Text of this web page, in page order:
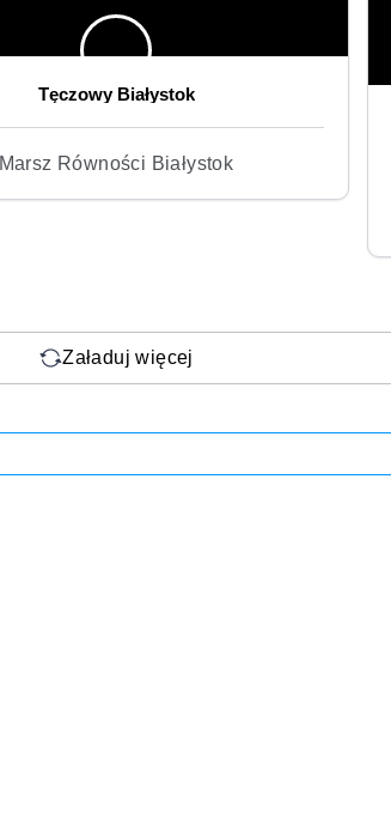
Tęczowy Białystok
Marsz Równości Białystok
Załaduj więcej